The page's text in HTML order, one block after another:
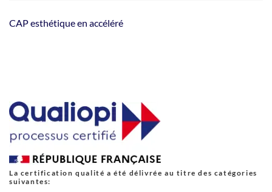
CAP esthétique en accéléré
La certification qualité a été délivrée au titre des catégories
suivantes: